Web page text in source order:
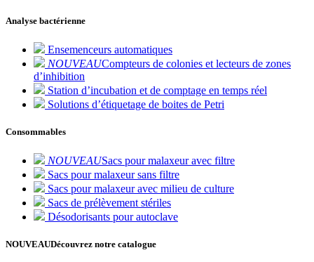
Analyse bactérienne
Ensemenceurs automatiques
NOUVEAUCompteurs de colonies et lecteurs de zones
d’inhibition
Station d’incubation et de comptage en temps réel
Solutions d’étiquetage de boites de Petri
Consommables
NOUVEAUSacs pour malaxeur avec filtre
Sacs pour malaxeur sans filtre
Sacs pour malaxeur avec milieu de culture
Sacs de prélèvement stériles
Désodorisants pour autoclave
NOUVEAUDécouvrez notre catalogue